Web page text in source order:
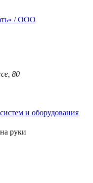
/ ООО
80
и оборудования
на руки